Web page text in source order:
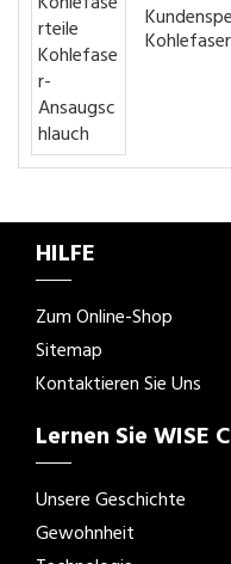
HILFE
Zum Online-Shop
Sitemap
Kontaktieren Sie Uns
Lernen Sie WISE
Unsere Geschichte
Gewohnheit